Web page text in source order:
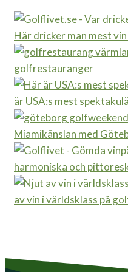
Här dricker man mest
golfrestauranger
är USA:s mest
Miamikänslan med
harmoniska och
av vin i världsklass på